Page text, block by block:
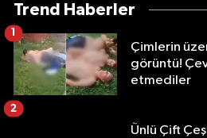
Trend Haberler
Çimlerin
görüntü!
etmediler
1
Ünlü Çift
2